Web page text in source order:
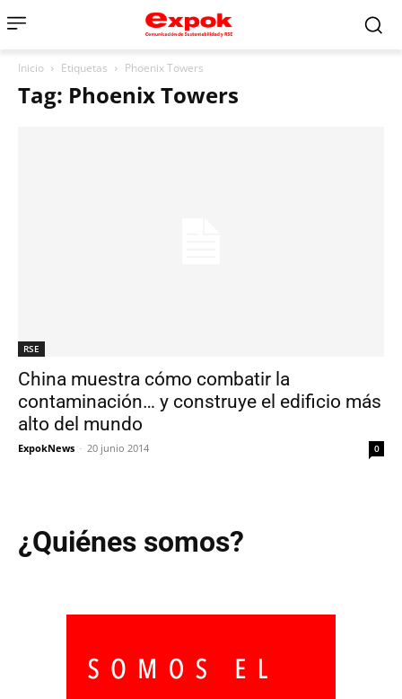
Inicio Etiquetas Phoenix Towers
Tag: Phoenix Towers
RSE
China muestra cómo combatir la
contaminación… y construye el edificio más
alto del mundo
ExpokNews - 20 junio 2014 0
¿Quiénes somos?